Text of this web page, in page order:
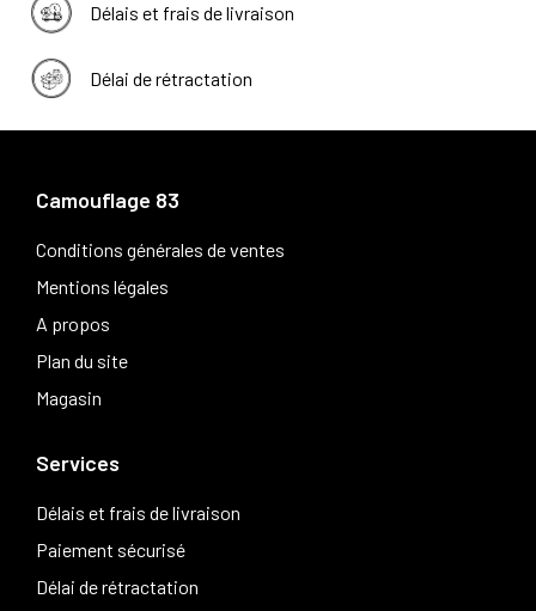
Délais et frais de livraison
Délai de rétractation
Camouflage 83
Conditions générales de ventes
Mentions légales
A propos
Plan du site
Magasin
Services
Délais et frais de livraison
Paiement sécurisé
Délai de rétractation